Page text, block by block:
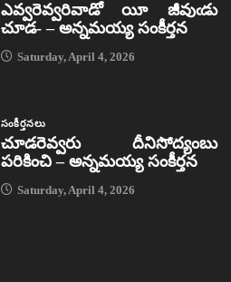
ఎవ్వరెవ్వరివాడో యీ జీవుఁడు
చూడ- – అన్నమయ్య సంకీర్తన
Saturday, April 4, 2026
సంకీర్తనలు
చూడరెవ్వరు దీనిసోద్యంబు
పరికించి – అన్నమయ్య సంకీర్తన
Saturday, April 4, 2026